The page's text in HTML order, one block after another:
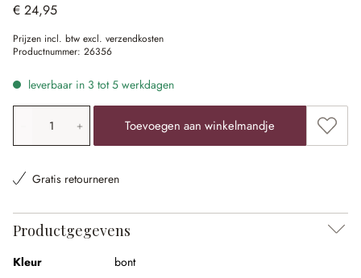
€ 24,95
Prijzen incl. btw excl. verzendkosten
Productnummer: 26356
leverbaar in 3 tot 5 werkdagen
Producthoeveelheid: voer de gewenste waarde in of
Toevoegen aan winkelmandje
Gratis retourneren
Productgegevens
Kleur
bont